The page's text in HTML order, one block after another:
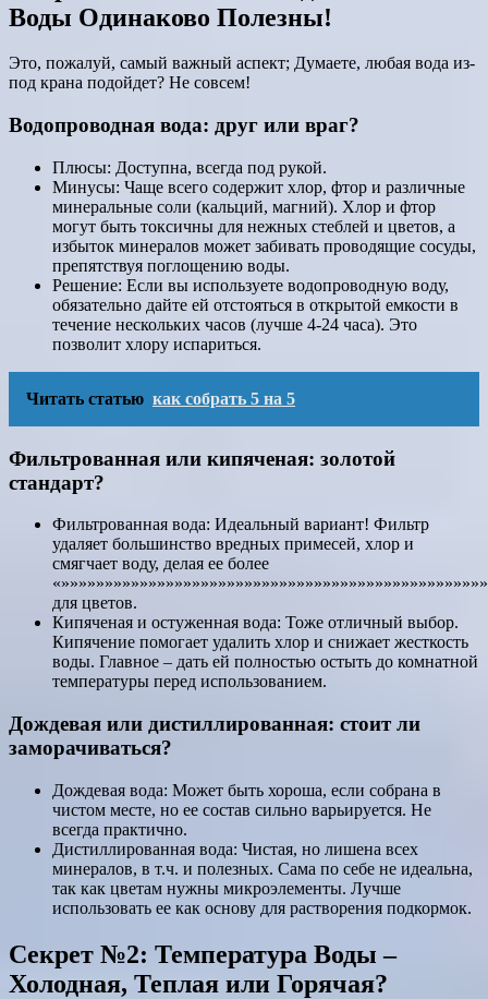
Воды Одинаково Полезны!
Это, пожалуй, самый важный аспект; Думаете, любая вода из-
под крана подойдет? Не совсем!
Водопроводная вода: друг или враг?
Плюсы: Доступна, всегда под рукой.
Минусы: Чаще всего содержит хлор, фтор и различные
минеральные соли (кальций, магний). Хлор и фтор
могут быть токсичны для нежных стеблей и цветов, а
избыток минералов может забивать проводящие сосуды,
препятствуя поглощению воды.
Решение: Если вы используете водопроводную воду,
обязательно дайте ей отстояться в открытой емкости в
течение нескольких часов (лучше 4-24 часа). Это
позволит хлору испариться.
Читать статью как собрать 5 на 5
Фильтрованная или кипяченая: золотой
стандарт?
Фильтрованная вода: Идеальный вариант! Фильтр
удаляет большинство вредных примесей, хлор и
смягчает воду, делая ее более
для цветов.
Кипяченая и остуженная вода: Тоже отличный выбор.
Кипячение помогает удалить хлор и снижает жесткость
воды. Главное – дать ей полностью остыть до комнатной
температуры перед использованием.
Дождевая или дистиллированная: стоит ли
заморачиваться?
Дождевая вода: Может быть хороша, если собрана в
чистом месте, но ее состав сильно варьируется. Не
всегда практично.
Дистиллированная вода: Чистая, но лишена всех
минералов, в т.ч. и полезных. Сама по себе не идеальна,
так как цветам нужны микроэлементы. Лучше
использовать ее как основу для растворения подкормок.
Секрет №2: Температура Воды –
Холодная, Теплая или Горячая?